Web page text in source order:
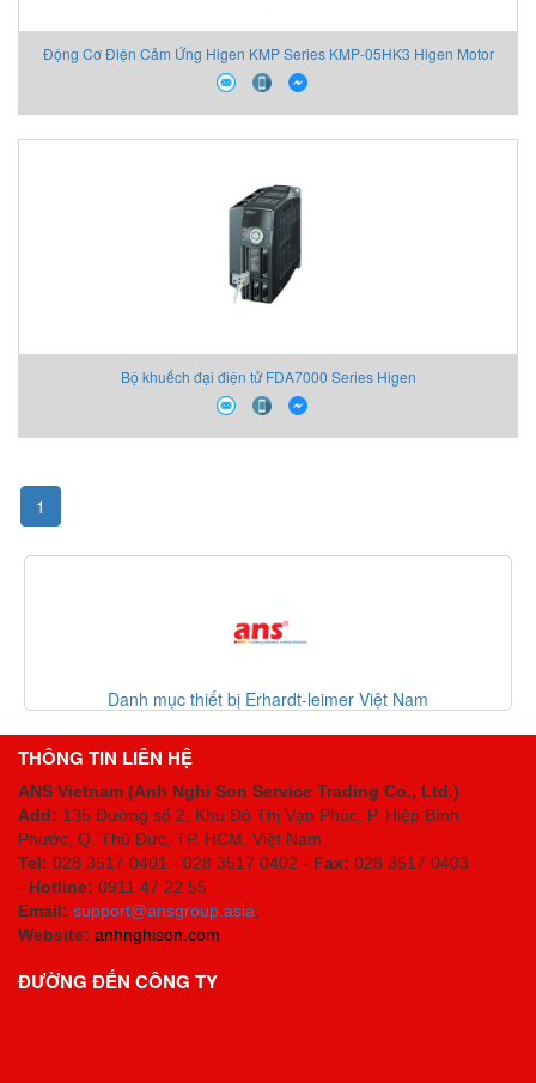
Động Cơ Điện Cảm Ứng Higen KMP Series KMP-05HK3 Higen Motor
Bộ khuếch đại điện tử FDA7000 Series Higen
1
Danh mục thiết bị Erhardt-leimer Việt Nam
THÔNG TIN LIÊN HỆ
ANS Vietnam (Anh Nghi Son Service Trading Co., Ltd.)
Add: 135 Đường số 2, Khu Đô Thị Vạn Phúc, P. Hiệp Bình
Phước, Q. Thủ Đức, TP. HCM , Việt Nam
Tel: 028 3517 0401 - 028 3517 0402 - Fax: 028 3517 0403
- Hotline: 0911 47 22 55
Email: support@ansgroup.asia;
Website: anhnghison.com
ĐƯỜNG ĐẾN CÔNG TY